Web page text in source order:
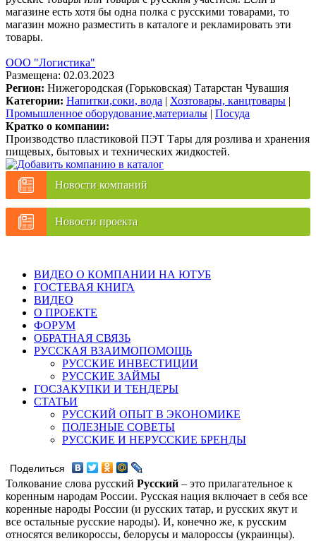
магазине есть хотя бы одна полка с русскими товарами, то
магазин можно разместить в каталоге и рекламировать эти
товары.
ООО "Логистика"
Размещена: 02.03.2023
Регион: Нижегородская (Горьковская) Татарстан Чувашия
Категории: Напитки,соки, вода | Хозтовары, канцтовары |
Промышленное оборудование,материалы | Посуда
Кратко о компании:
Производство пластиковой ПЭТ Тары для розлива и хранения
пищевых, бытовых и технических жидкостей.
Новости компаний
Новости проекта
ВИДЕО О КОМПАНИИ НА ЮТУБ
ГОСТЕВАЯ КНИГА
ВИДЕО
О ПРОЕКТЕ
ФОРУМ
ОБРАТНАЯ СВЯЗЬ
РУССКАЯ ВЗАИМОПОМОЩЬ
РУССКИЕ ИНВЕСТИЦИИ
РУССКИЕ ЗАЙМЫ
ГОСЗАКУПКИ И ТЕНДЕРЫ
СТАТЬИ
РУССКИЙ ОПЫТ В ЭКОНОМИКЕ
ПОЛЕЗНЫЕ СОВЕТЫ
РУССКИЕ И НЕРУССКИЕ БРЕНДЫ
Поделиться
Толкование слова русский Русский – это прилагательное к
коренным народам России. Русская нация включает в себя все
коренные народы России (и русских татар, и русских якут и
все остальные русские народы). И, конечно же, к русским
относятся великороссы, белорусы и малороссы (украинцы).